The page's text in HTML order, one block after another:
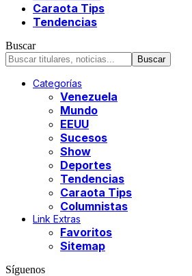
Caraota Tips
Tendencias
Buscar
Categorías
Venezuela
Mundo
EEUU
Sucesos
Show
Deportes
Tendencias
Caraota Tips
Columnistas
Link Extras
Favoritos
Sitemap
Síguenos